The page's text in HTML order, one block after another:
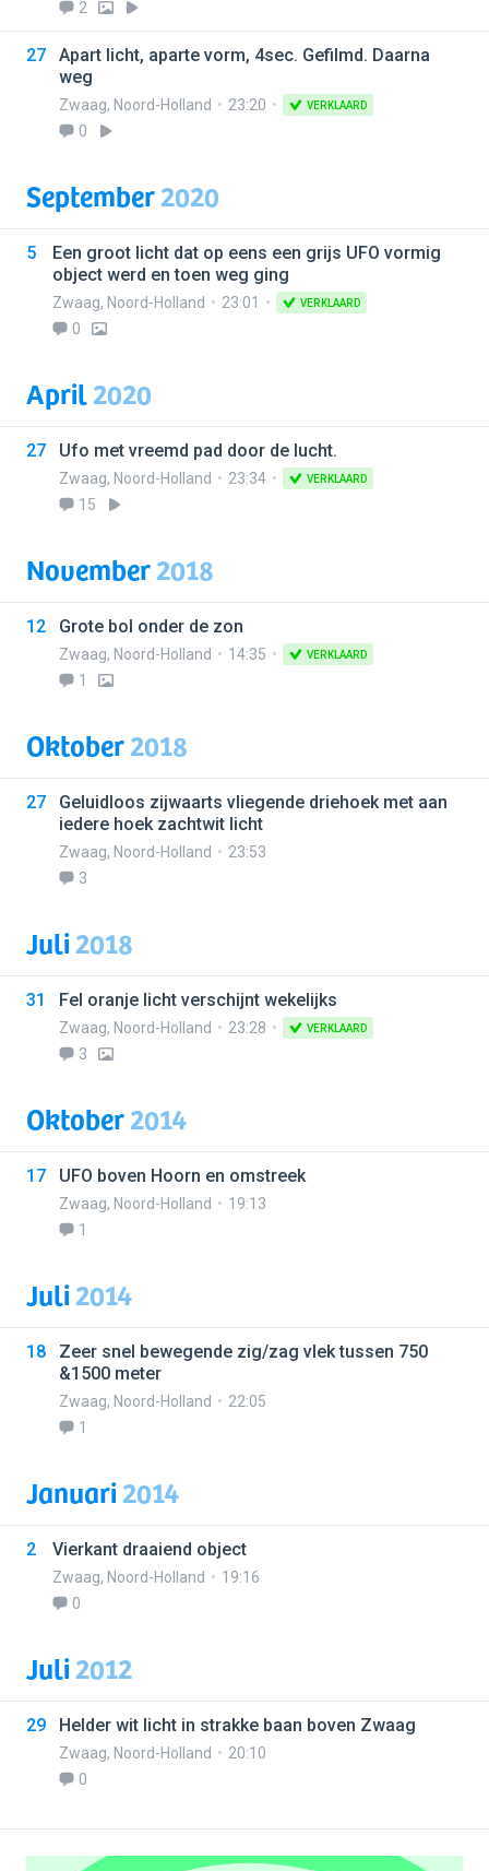
2
27
Apart licht, aparte vorm, 4sec. Gefilmd. Daarna
weg
Zwaag, Noord-Holland 23:20 VERKLAARD
0
September2020
5
Een groot licht dat op eens een grijs UFO vormig
object werd en toen weg ging
Zwaag, Noord-Holland 23:01 VERKLAARD
0
April2020
27 Ufo met vreemd pad door de lucht.
Zwaag, Noord-Holland 23:34 VERKLAARD
15
November2018
12 Grote bol onder de zon
Zwaag, Noord-Holland 14:35 VERKLAARD
1
Oktober2018
27
Geluidloos zijwaarts vliegende driehoek met aan
iedere hoek zachtwit licht
Zwaag, Noord-Holland
23:53
3
Juli2018
31 Fel oranje licht verschijnt wekelijks
Zwaag, Noord-Holland 23:28 VERKLAARD
3
Oktober2014
17 UFO boven Hoorn en omstreek
Zwaag, Noord-Holland
19:13
1
Juli2014
18
Zeer snel bewegende zig/zag vlek tussen 750
&1500 meter
Zwaag, Noord-Holland
22:05
1
Januari2014
2 Vierkant draaiend object
Zwaag, Noord-Holland
19:16
0
Juli2012
29 Helder wit licht in strakke baan boven Zwaag
Zwaag, Noord-Holland
20:10
0